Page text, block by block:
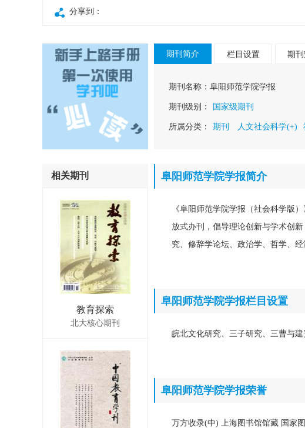
分享到：
相关期刊
教育探索
北大核心期刊
期刊简介 栏目设置 期
期刊名称： 阜阳师范学院学报
期刊级别： 国家级期刊
所属分类： 期刊 人文社会科学(+)
阜阳师范学院学报简介
《阜阳师范学院学报（社会科学版
放式办刊，倡导理论创新与学术创
究、修辞学论坛、政治学、哲学、
阜阳师范学院学报栏目设置
皖北文化研究、三子研究、三曹与
阜阳师范学院学报荣誉
万方收录(中) 上海图书馆馆藏 国家